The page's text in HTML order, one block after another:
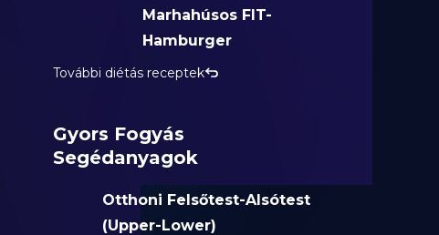
Marhahúsos FIT-
Hamburger
További diétás receptek
Gyors Fogyás
Segédanyagok
Otthoni Felsőtest-Alsótest
(Upper-Lower)